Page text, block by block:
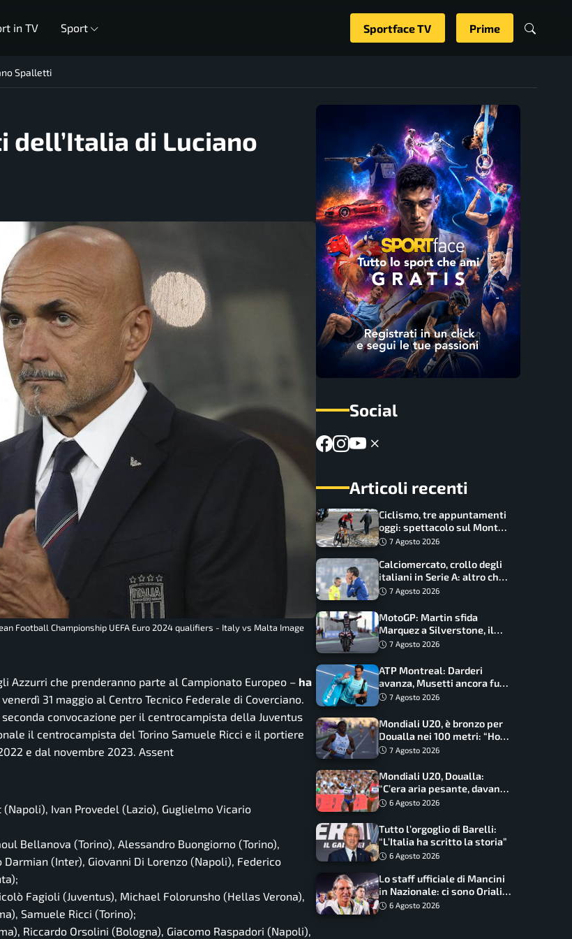
in TV Sport Sportface TV Prime
Spalletti
dell’Italia di Luciano
Football Championship UEFA Euro 2024 qualifiers - Italy vs Malta Image
Azzurri che prenderanno parte al Campionato Europeo – ha
31 maggio al Centro Tecnico Federale di Coverciano.
convocazione per il centrocampista della Juventus
il centrocampista del Torino Samuele Ricci e il portiere
e dal novembre 2023. Assent
Ivan Provedel (Lazio), Guglielmo Vicario
Bellanova (Torino), Alessandro Buongiorno (Torino),
(Inter), Giovanni Di Lorenzo (Napoli), Federico
Fagioli (Juventus), Michael Folorunsho (Hellas Verona),
Samuele Ricci (Torino);
Riccardo Orsolini (Bologna), Giacomo Raspadori (Napoli),
Social
Articoli recenti
Ciclismo, tre appuntamenti
oggi: spettacolo sul Mont
Ventoux, orari e come
7 Agosto 2026
Calciomercato, crollo degli
italiani in Serie A: altro che
svolta dopo il Mondiale
7 Agosto 2026
MotoGP: Martin sfida
Marquez a Silverstone, il
programma e gli orari
7 Agosto 2026
ATP Montreal: Darderi
avanza, Musetti ancora fuori
con Jodar
7 Agosto 2026
Mondiali U20, è bronzo per
Doualla nei 100 metri: “Ho
scacciato l’ansia”
7 Agosto 2026
Mondiali U20, Doualla:
“C’era aria pesante, davano
le mascherine! Finale? Non
6 Agosto 2026
Tutto l’orgoglio di Barelli:
“L’Italia ha scritto la storia”
6 Agosto 2026
Lo staff ufficiale di Mancini
in Nazionale: ci sono Oriali e
Bonucci, confermato un
6 Agosto 2026